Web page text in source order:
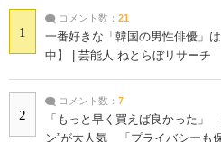
1
コメント数： 21
一番好きな「韓国の男性俳優」
中】 | 芸能人 ねとらぼリサーチ
2
コメント数： 7
「もっと早く買えば良かった」
ン”が大人気 「プライバシーも